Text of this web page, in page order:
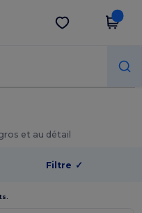
Obtenir l'appli
et au détail
Filtre ✓